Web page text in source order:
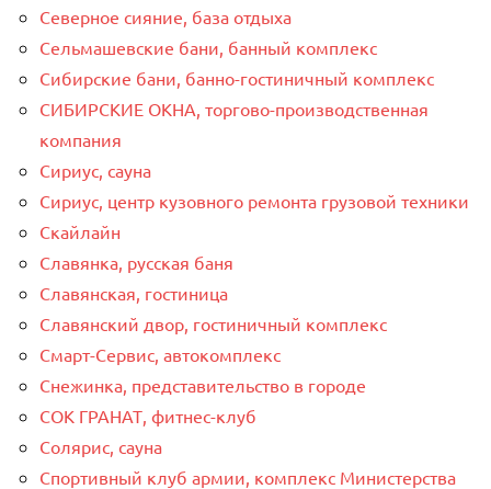
Северное сияние, база отдыха
Сельмашевские бани, банный комплекс
Сибирские бани, банно-гостиничный комплекс
СИБИРСКИЕ ОКНА, торгово-производственная
компания
Сириус, сауна
Сириус, центр кузовного ремонта грузовой техники
Скайлайн
Славянка, русская баня
Славянская, гостиница
Славянский двор, гостиничный комплекс
Смарт-Сервис, автокомплекс
Снежинка, представительство в городе
СОК ГРАНАТ, фитнес-клуб
Солярис, сауна
Спортивный клуб армии, комплекс Министерства